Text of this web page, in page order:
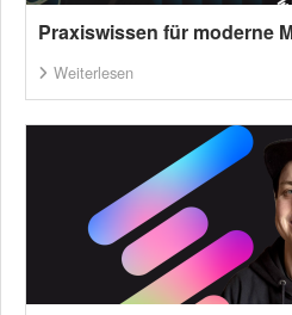
Praxiswissen für moderne
Weiterlesen